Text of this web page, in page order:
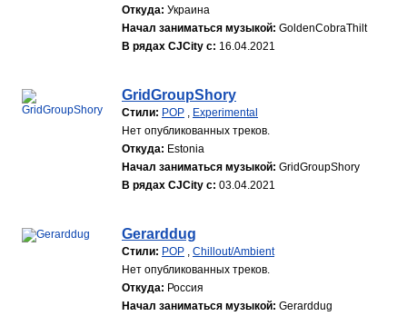
Откуда: Украина
Начал заниматься музыкой: GoldenCobraThilt
В рядах CJCity с: 16.04.2021
GridGroupShory
Стили: POP , Experimental
Нет опубликованных треков.
Откуда: Estonia
Начал заниматься музыкой: GridGroupShory
В рядах CJCity с: 03.04.2021
Gerarddug
Стили: POP , Chillout/Ambient
Нет опубликованных треков.
Откуда: Россия
Начал заниматься музыкой: Gerarddug